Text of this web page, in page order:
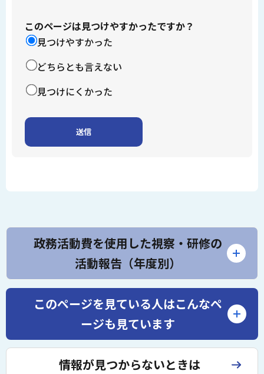
このページは見つけやすかったですか？
見つけやすかった
どちらとも言えない
見つけにくかった
政務活動費を使用した視察・研修の
活動報告（年度別）
このページを見ている人はこんなペ
ージも見ています
情報が見つからないときは